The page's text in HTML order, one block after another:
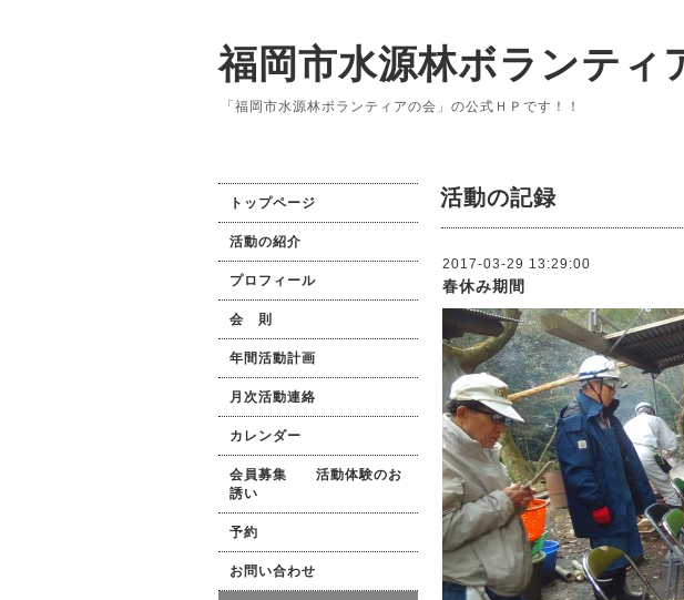
福岡市水源林ボランティ
「福岡市水源林ボランティアの会」の公式ＨＰです！！
活動の記録
2017-03-29 13:29:00
春休み期間
トップページ
活動の紹介
プロフィール
会 則
年間活動計画
月次活動連絡
カレンダー
会員募集 活動体験のお
誘い
予約
お問い合わせ